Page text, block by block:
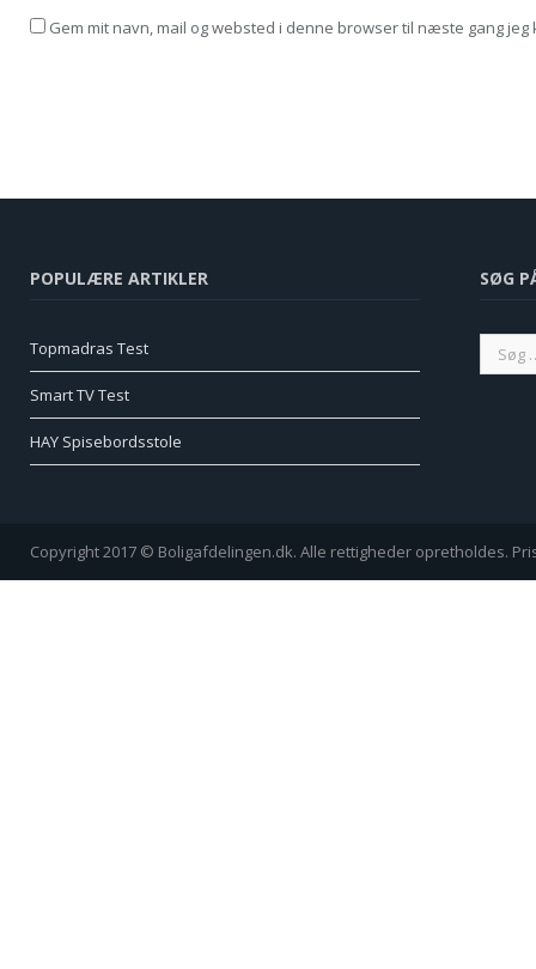
Gem mit navn, mail og websted i denne browser til næste gang jeg
POPULÆRE ARTIKLER
Topmadras Test
Smart TV Test
HAY Spisebordsstole
SØG
Copyright 2017 © Boligafdelingen.dk. Alle rettigheder opretholdes.